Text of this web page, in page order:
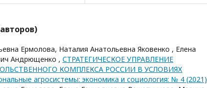
Ермолова, Наталия Анатольевна Яковенко , Елена
Андрющенко , СТРАТЕГИЧЕСКОЕ УПРАВЛЕНИЕ
КОМПЛЕКСА РОССИИ В УСЛОВИЯХ
агросистемы: экономика и социология: № 4 (2021)